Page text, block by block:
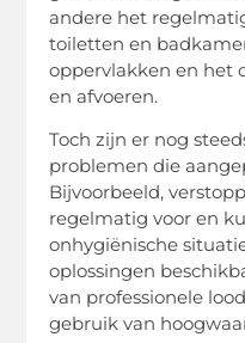
andere het
toiletten en
oppervlakken en het
en afvoeren.
Toch zijn er nog
problemen die
Bijvoorbeeld,
regelmatig voor en
onhygiënische
oplossingen
van professionele
gebruik van